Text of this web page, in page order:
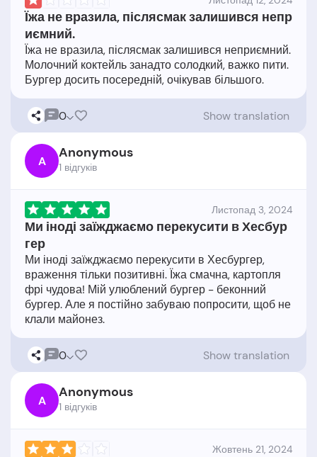
Їжа не вразила, післясмак залишився непр
иємний.
Їжа не вразила, післясмак залишився неприємний.
Молочний коктейль занадто солодкий, важко пити.
0 Show translation
A Anonymous
1 відгукiв
Листопад 3, 2024
Ми іноді заїжджаємо перекусити в Хесбур
гер
Ми іноді заїжджаємо перекусити в Хесбургер,
враження тільки позитивні. Їжа смачна, картопля
фрі чудова! Мій улюблений бургер - беконний
бургер. Але я постійно забуваю попросити, щоб не
0 Show translation
A Anonymous
1 відгукiв
Жовтень 21, 2024